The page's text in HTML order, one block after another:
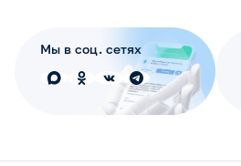
Мы в соц. сетях